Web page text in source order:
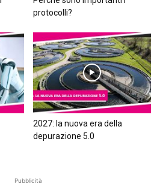
protocolli?
2027: la nuova era della
depurazione 5.0
Pubblicità